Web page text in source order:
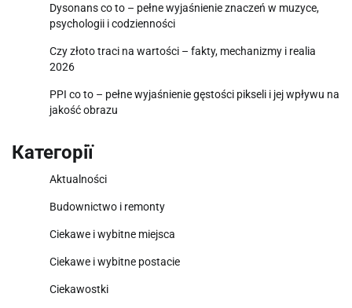
Dysonans co to – pełne wyjaśnienie znaczeń w muzyce,
psychologii i codzienności
Czy złoto traci na wartości – fakty, mechanizmy i realia
2026
PPI co to – pełne wyjaśnienie gęstości pikseli i jej wpływu na
jakość obrazu
Категорії
Aktualności
Budownictwo i remonty
Ciekawe i wybitne miejsca
Ciekawe i wybitne postacie
Ciekawostki